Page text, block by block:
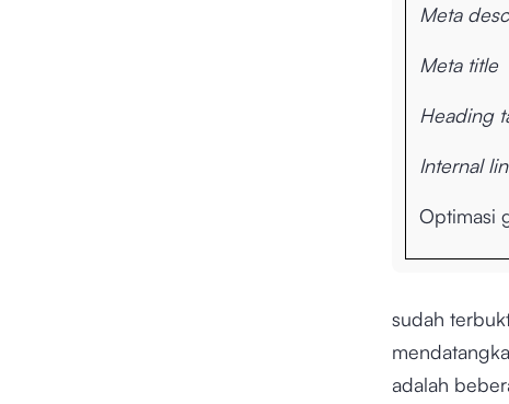
Meta
Meta title
Heading
Internal
Optimasi
sudah
adalah